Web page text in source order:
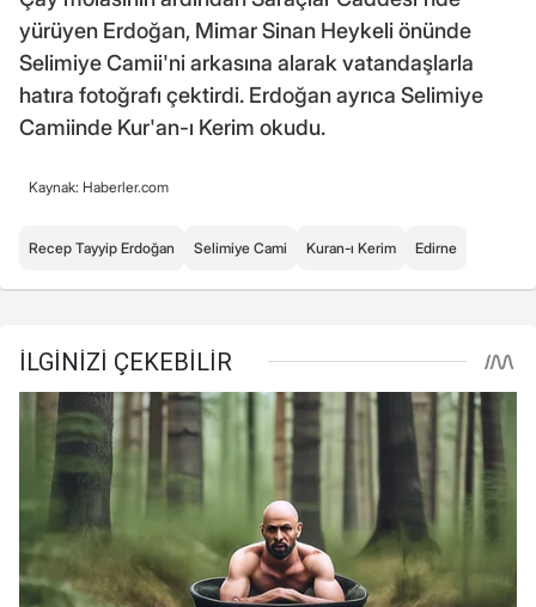
yürüyen Erdoğan, Mimar Sinan Heykeli önünde
Selimiye Camii'ni arkasına alarak vatandaşlarla
hatıra fotoğrafı çektirdi. Erdoğan ayrıca Selimiye
Camiinde Kur'an-ı Kerim okudu.
Kaynak: Haberler.com
Recep Tayyip Erdoğan Selimiye Cami Kuran-ı Kerim Edirne